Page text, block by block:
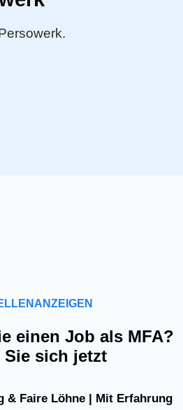
einen Job als MFA?
Sie sich jetzt
& Faire Löhne | Mit Erfahrung